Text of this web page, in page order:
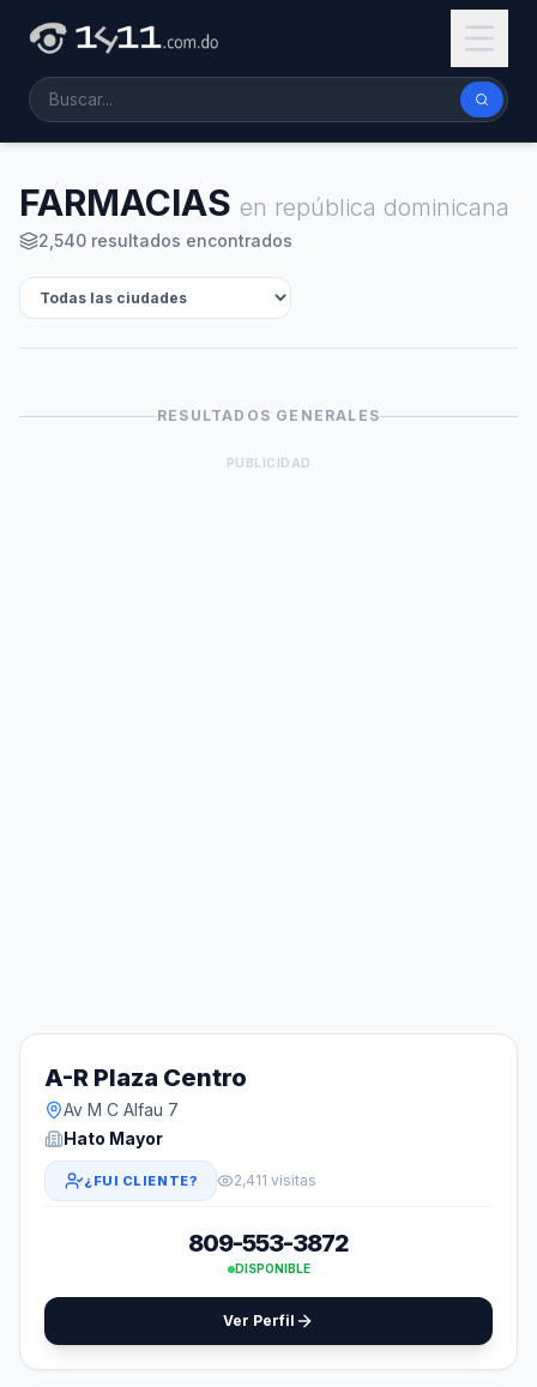
FARMACIAS en república dominicana
2,540 resultados encontrados
RESULTADOS GENERALES
PUBLICIDAD
A-R Plaza Centro
Av M C Alfau 7
Hato Mayor
¿FUI CLIENTE? 2,411 visitas
809-553-3872
DISPONIBLE
Ver Perfil